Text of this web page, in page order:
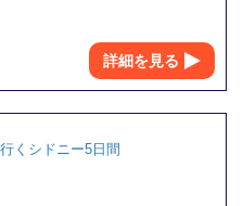
詳細を見る
くシドニー5日間